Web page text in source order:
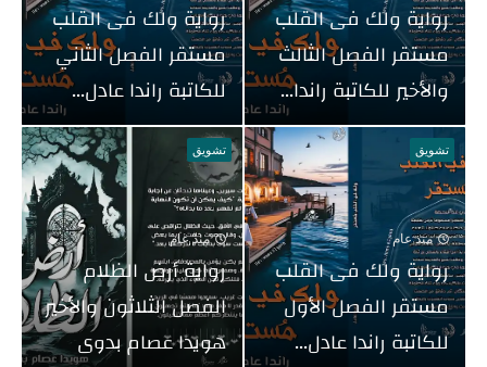
رواية ولك فى القلب
مستقر الفصل الثالث
والأخير للكاتبة راندا...
رواية ولك فى القلب
مستقر الفصل الثاني
للكاتبة راندا عادل...
تشويق
منذ عام
رواية ولك فى القلب
مستقر الفصل الأول
للكاتبة راندا عادل...
تشويق
منذ عام
رواية أرض الظلام
الفصل الثلاثون والأخير
هويدا عصام بدوى